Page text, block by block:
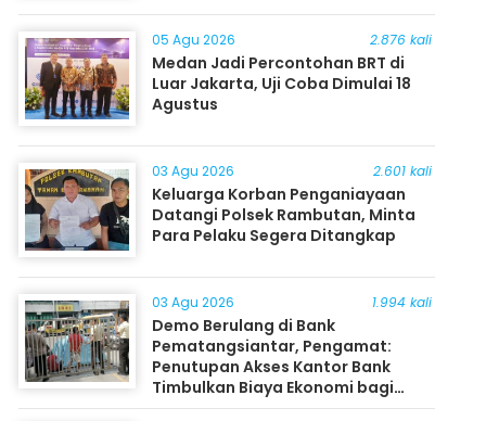
05 Agu 2026 2.876 kali
Medan Jadi Percontohan BRT di
Luar Jakarta, Uji Coba Dimulai 18
Agustus
03 Agu 2026 2.601 kali
Keluarga Korban Penganiayaan
Datangi Polsek Rambutan, Minta
Para Pelaku Segera Ditangkap
03 Agu 2026 1.994 kali
Demo Berulang di Bank
Pematangsiantar, Pengamat:
Penutupan Akses Kantor Bank
Timbulkan Biaya Ekonomi bagi
Masyarakat